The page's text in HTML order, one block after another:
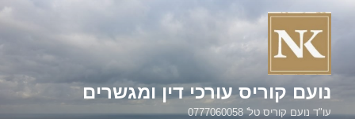
דילוג
נועם קוריס עורכי דין ומגשרים
עו"ד נועם קוריס טל' 0777060058